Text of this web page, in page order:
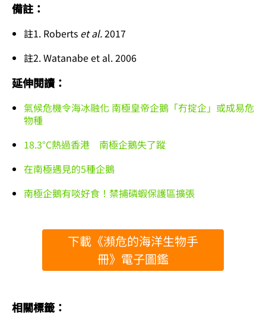
備註：
註1. Roberts et al.2017
註2. Watanabe et al. 2006
延伸閱讀：
氣候危機令海冰融化 南極皇帝企鵝「冇掟企」或成易危
物種
18.3°C熱過香港 南極企鵝失了蹤
在南極遇見的5種企鵝
南極企鵝有啖好食！禁捕磷蝦保護區擴張
下載《瀕危的海洋生物手
冊》電子圖鑑
相關標籤：